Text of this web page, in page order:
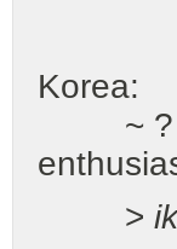
~ ?
>